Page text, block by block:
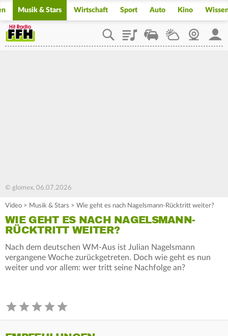
Musik & Stars Wirtschaft Sport Auto Kino
PlaylistStaupilotWetterWebcam
© glomex, 06.07.2026
Video > Musik & Stars > Wie geht es nach Nagelsmann-Rücktritt weiter?
WIE GEHT ES NACH NAGELSMANN-
RÜCKTRITT WEITER?
Nach dem deutschen WM-Aus ist Julian Nagelsmann
vergangene Woche zurückgetreten. Doch wie geht es nun
weiter und vor allem: wer tritt seine Nachfolge an?